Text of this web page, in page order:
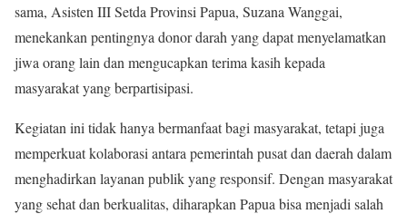
sama, Asisten III Setda Provinsi Papua, Suzana Wanggai,
menekankan pentingnya donor darah yang dapat menyelamatkan
jiwa orang lain dan mengucapkan terima kasih kepada
masyarakat yang berpartisipasi.
Kegiatan ini tidak hanya bermanfaat bagi masyarakat, tetapi juga
memperkuat kolaborasi antara pemerintah pusat dan daerah dalam
menghadirkan layanan publik yang responsif. Dengan masyarakat
yang sehat dan berkualitas, diharapkan Papua bisa menjadi salah